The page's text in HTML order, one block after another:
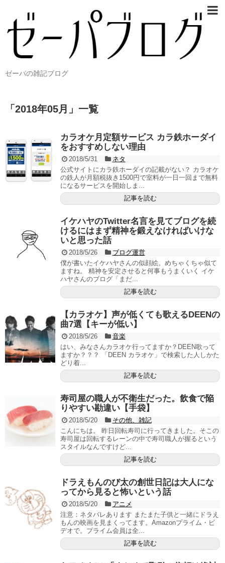
ゼーパの雑記ブログ
「 2018年05月 」 一覧
カラオケ月定額サービス カラ鉄ホーダイ
をおすすめしない理由
2018/5/31
ネタ
公式サイトにカラ鉄ホーダイの記載がない？ カラオケ
の鉄人が月額税抜き1500円で室料が一日一回まで無料
になるサービスを開始しま...
記事を読む
イケハヤのTwitter名言を見てブログを続
けるにはまず精神を鍛えなければいけな
いと思った話
2018/5/26
ブログ運営
僕が書いたイケハヤさんの似顔絵。めちゃくちゃ似て
ますね。 精神を安定させると何事もうまくいく イケ
ハヤさんのブログ「まだ...
記事を読む
【カラオケ】声が低くても歌えるDEENの
曲7選【キーが低い】
2018/5/26
音楽
はい、みなさんカラオケ行ってますか？DEEN歌って
ますか？？？ 「DEEN カラオケ」で検索した人しかた
どり着...
記事を読む
寿司屋の職人が不衛生だった。飲食で陥
りやすい勘違い【手袋】
2018/5/20
その他、雑記
こんにちは。 昨日回転寿司に行ってきました。そこの
寿司屋は回転するレーンの中で寿司職人が握るという
スタイルなんですけど...
記事を読む
ドラえもんのび太の創世日記は大人にな
ってから見ると怖いという話
2018/5/20
アニメ
注意：ネタバレあります またまた子供と一緒にドラえ
もんの映画を見まくってます。Amazonプライム・ビ
デオで。プライム会員は全...
記事を読む